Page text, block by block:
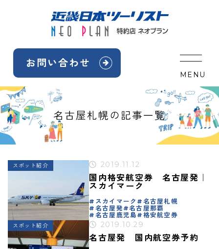
お問い合わせ
MENU
名古屋札幌の記事一覧
スポット紹介 2019.11.12
国内格安航空券 名古屋発｜
スカイマーク
スカイマーク
名古屋札幌
名古屋発
名古屋那覇
名古屋鹿児島
格安航空券
スポット紹介 2019.10.29
名古屋発 国内航空券予約